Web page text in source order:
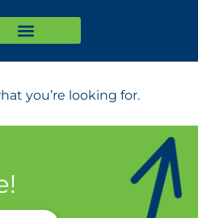
you’re looking for.